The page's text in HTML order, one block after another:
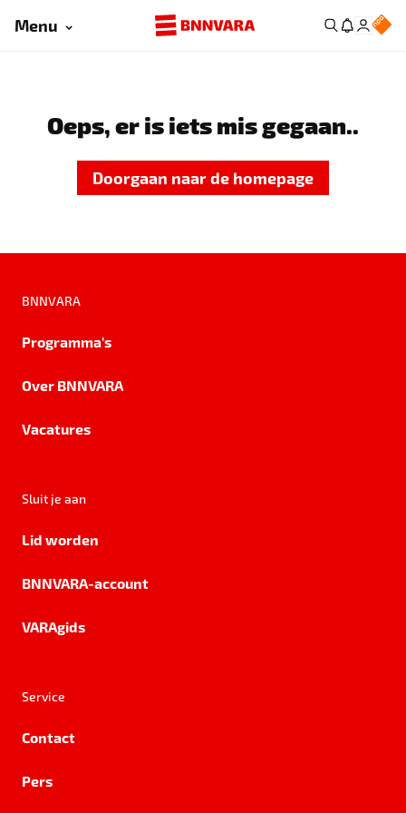
Menu
Oeps, er is iets mis gegaan..
Doorgaan naar de homepage
BNNVARA
Programma's
Over BNNVARA
Vacatures
Sluit je aan
Lid worden
BNNVARA-account
VARAgids
Service
Contact
Pers